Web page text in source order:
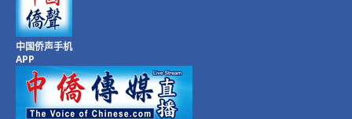
中国侨声手机
APP